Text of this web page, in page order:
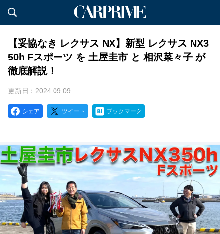
【妥協なき レクサス NX】新型 レクサス NX3
50h Fスポーツ を 土屋圭市 と 相沢菜々子 が
徹底解説！
更新日：2024.09.09
シェア ツイート ブックマーク